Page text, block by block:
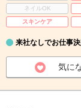
ネイルOK
スキンケア
来社なしでお仕事
気に